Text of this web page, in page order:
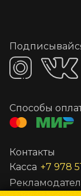
Способы
Контакты
Касса +7 978